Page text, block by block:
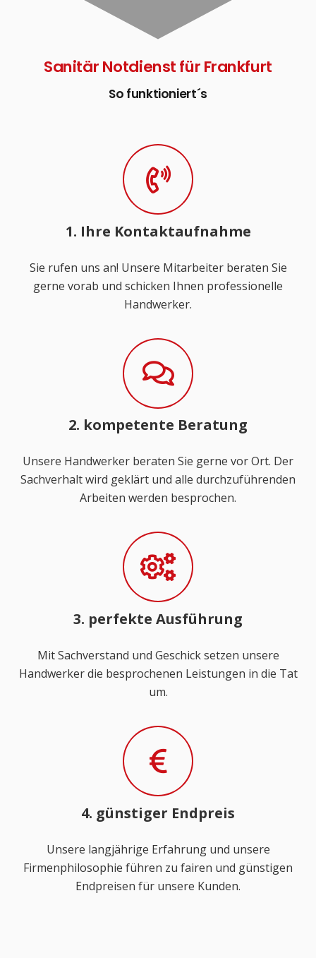
Sanitär Notdienst für Frankfurt
So funktioniert´s
1. Ihre Kontaktaufnahme
Sie rufen uns an! Unsere Mitarbeiter beraten Sie
gerne vorab und schicken Ihnen professionelle
Handwerker.
2. kompetente Beratung
Unsere Handwerker beraten Sie gerne vor Ort. Der
Sachverhalt wird geklärt und alle durchzuführenden
Arbeiten werden besprochen.
3. perfekte Ausführung
Mit Sachverstand und Geschick setzen unsere
Handwerker die besprochenen Leistungen in die Tat
um.
4. günstiger Endpreis
Unsere langjährige Erfahrung und unsere
Firmenphilosophie führen zu fairen und günstigen
Endpreisen für unsere Kunden.